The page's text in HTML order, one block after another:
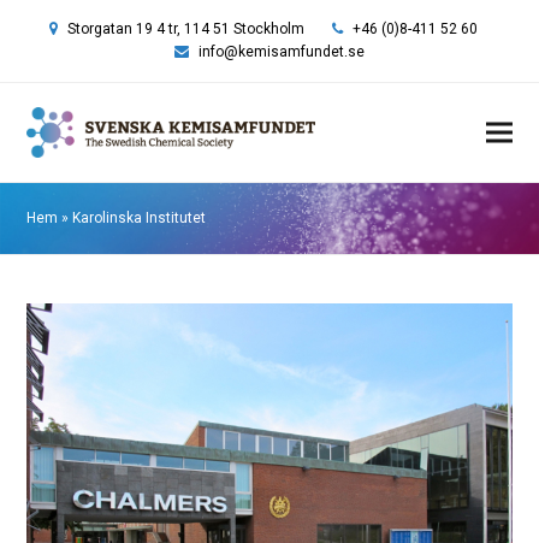
Storgatan 19 4 tr, 114 51 Stockholm
+46 (0)8-411 52 60
info@kemisamfundet.se
Hem » Karolinska Institutet